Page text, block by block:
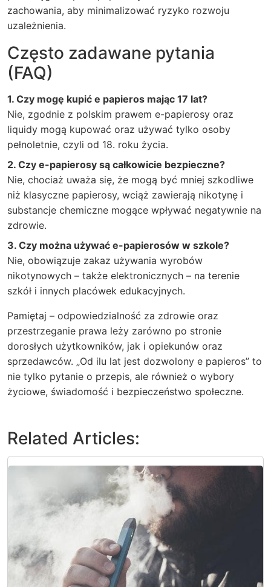
zachowania, aby minimalizować ryzyko rozwoju
uzależnienia.
Często zadawane pytania
(FAQ)
1. Czy mogę kupić e papieros mając 17 lat?
Nie, zgodnie z polskim prawem e-papierosy oraz
liquidy mogą kupować oraz używać tylko osoby
pełnoletnie, czyli od 18. roku życia.
2. Czy e-papierosy są całkowicie bezpieczne?
Nie, chociaż uważa się, że mogą być mniej szkodliwe
niż klasyczne papierosy, wciąż zawierają nikotynę i
substancje chemiczne mogące wpływać negatywnie na
zdrowie.
3. Czy można używać e-papierosów w szkole?
Nie, obowiązuje zakaz używania wyrobów
nikotynowych – także elektronicznych – na terenie
szkół i innych placówek edukacyjnych.
Pamiętaj – odpowiedzialność za zdrowie oraz
przestrzeganie prawa leży zarówno po stronie
dorosłych użytkowników, jak i opiekunów oraz
sprzedawców. „Od ilu lat jest dozwolony e papieros” to
nie tylko pytanie o przepis, ale również o wybory
życiowe, świadomość i bezpieczeństwo społeczne.
Related Articles: